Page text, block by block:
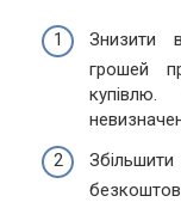
Знизити
грошей